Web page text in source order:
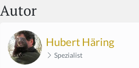
Autor
Hubert Häring
Spezialist